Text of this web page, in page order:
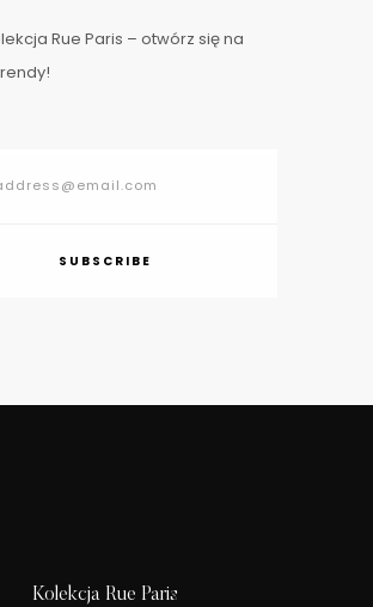
Rue Paris – otwórz się na
SUBSCRIBE
Kolekcja Rue Paris